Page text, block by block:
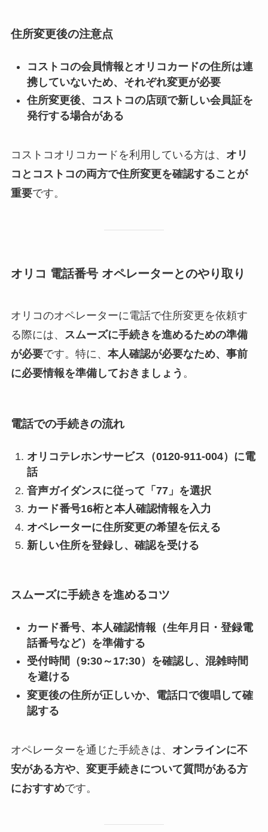
住所変更後の注意点
コストコの会員情報とオリコカードの住所は連
携していないため、それぞれ変更が必要
住所変更後、コストコの店頭で新しい会員証を
発行する場合がある
コストコオリコカードを利用している方は、 オリ
コとコストコの両方で住所変更を確認することが
重要です。
オリコ 電話番号 オペレーターとのやり取り
オリコのオペレーターに電話で住所変更を依頼す
る際には、
スムーズに手続きを進めるための準備
が必要です。特に、 本人確認が必要なため、事前
に必要情報を準備しておきましょう 。
電話での手続きの流れ
オリコテレホンサービス（0120-911-004）に電
話
音声ガイダンスに従って「77」を選択
カード番号16桁と本人確認情報を入力
オペレーターに住所変更の希望を伝える
新しい住所を登録し、確認を受ける
スムーズに手続きを進めるコツ
カード番号、本人確認情報（生年月日・登録電
話番号など）を準備する
受付時間（9:30～17:30）を確認し、混雑時間
を避ける
変更後の住所が正しいか、電話口で復唱して確
認する
オペレーターを通じた手続きは、 オンラインに不
安がある方や、変更手続きについて質問がある方
におすすめです。